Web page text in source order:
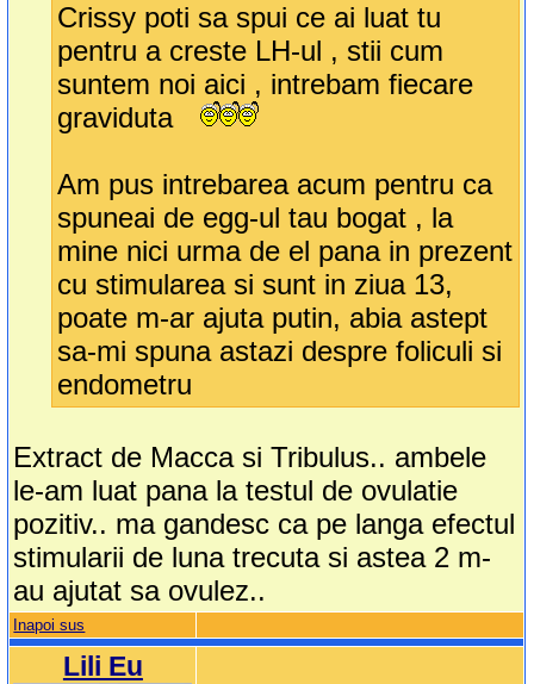
Crissy poti sa spui ce ai luat tu
pentru a creste LH-ul , stii cum
suntem noi aici , intrebam fiecare
graviduta
Am pus intrebarea acum pentru ca
spuneai de egg-ul tau bogat , la
mine nici urma de el pana in prezent
cu stimularea si sunt in ziua 13,
poate m-ar ajuta putin, abia astept
sa-mi spuna astazi despre foliculi si
endometru
Extract de Macca si Tribulus.. ambele
le-am luat pana la testul de ovulatie
pozitiv.. ma gandesc ca pe langa efectul
stimularii de luna trecuta si astea 2 m-
au ajutat sa ovulez..
Inapoi sus
Lili Eu